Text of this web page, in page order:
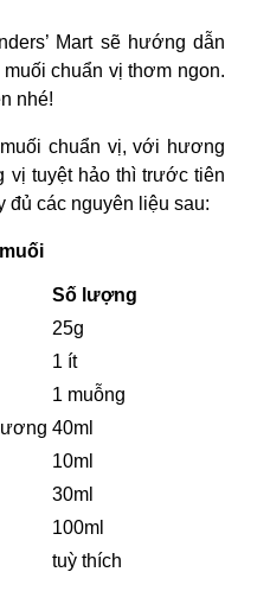
Mart sẽ hướng dẫn
chuẩn vị thơm ngon.
nhé!
chuẩn vị, với hương
vị tuyệt hảo thì trước tiên
đủ các nguyên liệu sau:
Số lượng
25g
1 ít
1 muỗng
40ml
10ml
30ml
100ml
tuỳ thích